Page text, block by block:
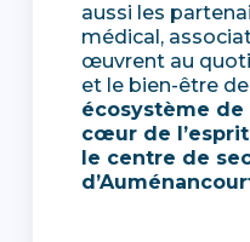
aussi les
médical,
œuvrent au
et le bien-être
écosystème
cœur de
le centre de